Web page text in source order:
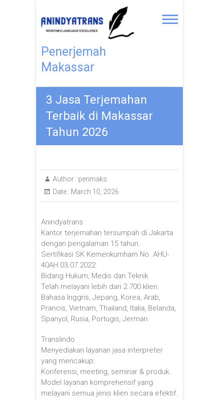
Penerjemah
Makassar
3 Jasa Terjemahan
Terbaik di Makassar
Tahun 2026
Author : penmaks
Date : March 10, 2026
Anindyatrans
Kantor terjemahan tersumpah di Jakarta
dengan pengalaman 15 tahun.
Sertifikasi SK Kemenkumham No. AHU-
40AH.03.07.2022.
Bidang Hukum, Medis dan Teknik.
Telah melayani lebih dari 2.700 klien.
Bahasa Inggris, Jepang, Korea, Arab,
Prancis, Vietnam, Thailand, Italia, Belanda,
Spanyol, Rusia, Portugis, Jerman.
Translindo
Menyediakan layanan jasa interpreter
yang mencakup:
Konferensi, meeting, seminar & produk.
Model layanan komprehensif yang
melayani semua jenis klien secara efektif.